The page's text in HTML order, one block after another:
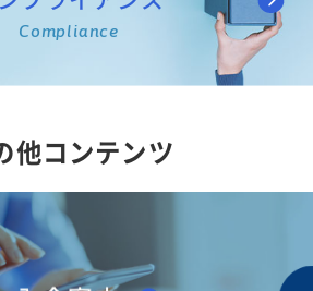
Compliance
他コンテンツ